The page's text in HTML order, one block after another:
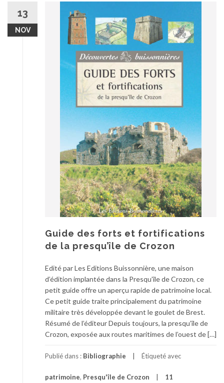
13
NOV
Guide des forts et fortifications
de la presqu’île de Crozon
Edité par Les Editions Buissonnière, une maison
d’édition implantée dans la Presqu’île de Crozon, ce
petit guide offre un aperçu rapide de patrimoine local.
Ce petit guide traite principalement du patrimoine
militaire très développée devant le goulet de Brest.
Résumé de l’éditeur Depuis toujours, la presqu’île de
Crozon, exposée aux routes maritimes de l’ouest de […]
Publié dans : Bibliographie Étiqueté avec
patrimoine, Presqu'île de Crozon 11